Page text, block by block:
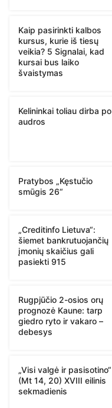
Kaip pasirinkti kalbos
kursus, kurie iš tiesų
veikia? 5 Signalai, kad
kursai bus laiko
švaistymas
Kelininkai toliau dirba po
audros
Pratybos „Kęstučio
smūgis 26“
„Creditinfo Lietuva“:
šiemet bankrutuojančių
įmonių skaičius gali
pasiekti 915
Rugpjūčio 2-osios orų
prognozė Kaune: tarp
giedro ryto ir vakaro –
debesys
„Visi valgė ir pasisotino“
(Mt 14, 20) XVIII eilinis
sekmadienis